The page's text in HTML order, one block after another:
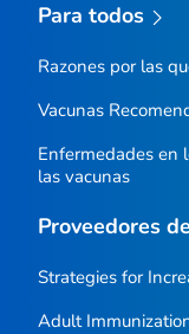
Para todos
Razones por las
Vacunas
Enfermedades en
las vacunas
Proveedores
Strategies for
Adult